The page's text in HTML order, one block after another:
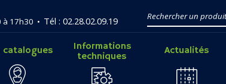
à 17h30 • Tél : 02.28.02.09.19
catalogues
Informations
techniques
Actualités